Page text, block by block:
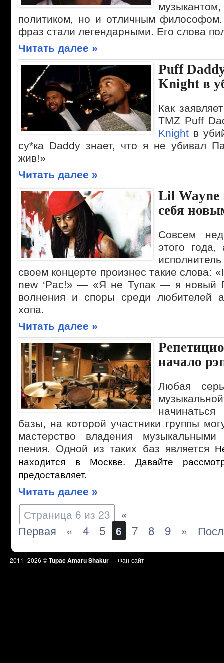
политиком, но и отличным
фраз стали легендарными. Его слова
Читать далее »
Puff
Knight в
Как
TMZ Puff
Knight в
су*ка Daddy знает, что я не убивал
жив!»
Читать далее »
Lil Wayne
себя
Совсем
этого года,
своем концерте произнес такие слова:
new ‘Pac!» — «Я не Тупак — я новый
волнения и споры среди любителей
хопа.
Читать далее »
начало
Любая
базы, на которой участники группы
мастерство владения
пения. Одной из таких баз является
находится в Москве. Давайте
предоставляет.
Читать далее »
Страница 6 из 23
«
Первая
« 4 5 6 7 8 9 »
2011–2026 ©Tupac Amaru Shakur— Фан-сайт